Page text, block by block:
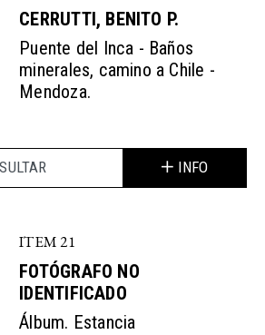
CERRUTTI, BENITO P.
Puente del Inca - Baños
minerales, camino a Chile -
Mendoza.
INFO
ITEM 21
FOTÓGRAFO NO
IDENTIFICADO
Álbum. Estancia